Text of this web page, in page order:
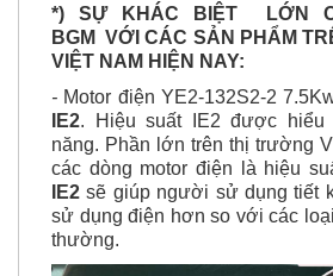
BGM VỚI CÁC SẢN PHẨM
VIỆT NAM HIỆN NAY:
-Motor điện YE2-132S2-2
IE2. Hiệu suất IE2 được hiểu
năng. Phần lớn trên thị trường
các dòng motor điện là hiệu
IE2sẽ giúp người sử dụng tiết
sử dụng điện hơn so với các
thường.